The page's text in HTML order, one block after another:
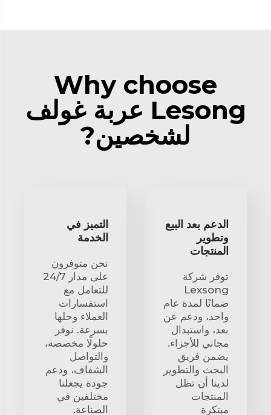
Why choose
Lesong عربة غولف
لشخصين?
الدعم بعد البيع
وتطوير
المنتجات
توفر شركة
Lexsong
ضمانًا لمدة عام
واحد، ودعم عن
بعد، واستبدال
مجاني للأجزاء.
يضمن فريق
البحث والتطوير
لدينا أن تظل
المنتجات
مبتكرة
التميز في
الخدمة
نحن متوفرون
على مدار 24/7
للتعامل مع
استفسارات
العملاء وحلها
بسرعة. نوفر
حلولًا مخصصة،
والتواصل
الشفاف، ودعم
جودة يجعلنا
مختلفين في
الصناعة.